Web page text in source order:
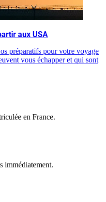
aux USA
préparatifs pour votre voyage
vous échapper et qui sont
en France.
immédiatement.